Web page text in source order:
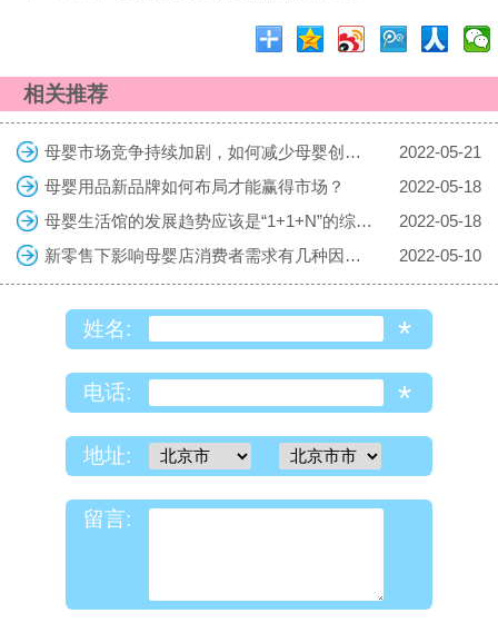
相关推荐
母婴市场竞争持续加剧，如何减少母婴创业的风险
2022-05-21
母婴用品新品牌如何布局才能赢得市场？
2022-05-18
母婴生活馆的发展趋势应该是“1+1+N”的综合体
2022-05-18
新零售下影响母婴店消费者需求有几种因素？
2022-05-10
姓名: *
电话: *
地址:
留言: